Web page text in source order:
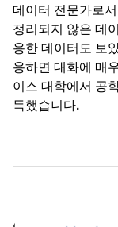
데이터 전문가로
정리되지 않은 데
용한 데이터도 보
용하면 대화에 매
이스 대학에서 공
득했습니다.